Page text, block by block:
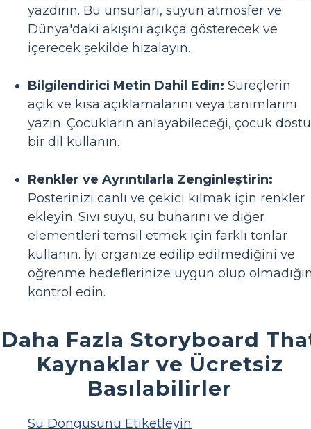
yazdırın. Bu unsurları, suyun atmosfer ve
Dünya'daki akışını açıkça gösterecek ve
içerecek şekilde hizalayın.
Bilgilendirici Metin Dahil Edin: Süreçlerin
açık ve kısa açıklamalarını veya tanımlarını
yazın. Çocukların anlayabileceği, çocuk dostu
bir dil kullanın.
Renkler ve Ayrıntılarla Zenginleştirin:
Posterinizi canlı ve çekici kılmak için renkler
ekleyin. Sıvı suyu, su buharını ve diğer
elementleri temsil etmek için farklı tonlar
kullanın. İyi organize edilip edilmediğini ve
öğrenme hedeflerinize uygun olup
kontrol edin.
Daha Fazla Storyboard
Kaynaklar ve Ücretsiz
Basılabilirler
Su Döngüsünü Etiketleyin